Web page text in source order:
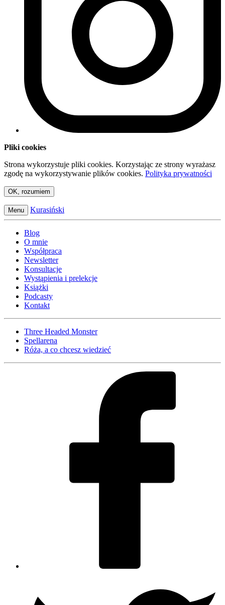
Pliki cookies
Strona wykorzystuje pliki cookies. Korzystając ze strony wyrażasz
zgodę na wykorzystywanie plików cookies. Polityka prywatności
OK, rozumiem
Menu Kurasiński
Blog
O mnie
Współpraca
Newsletter
Konsultacje
Wystąpienia i prelekcje
Książki
Podcasty
Kontakt
Three Headed Monster
Spellarena
Róża, a co chcesz wiedzieć